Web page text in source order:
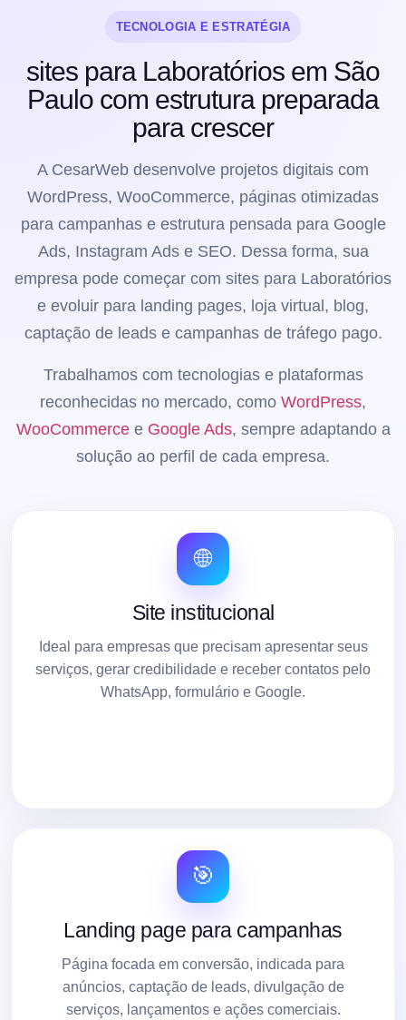
TECNOLOGIA E ESTRATÉGIA
sites para Laboratórios em São
Paulo com estrutura preparada
para crescer
A CesarWeb desenvolve projetos digitais com
WordPress, WooCommerce, páginas otimizadas
para campanhas e estrutura pensada para Google
Ads, Instagram Ads e SEO. Dessa forma, sua
empresa pode começar com sites para Laboratórios
e evoluir para landing pages, loja virtual, blog,
captação de leads e campanhas de tráfego pago.
Trabalhamos com tecnologias e plataformas
reconhecidas no mercado, como WordPress,
WooCommercee Google Ads, sempre adaptando a
solução ao perfil de cada empresa.
🌐
Site institucional
Ideal para empresas que precisam apresentar seus
serviços, gerar credibilidade e receber contatos pelo
WhatsApp, formulário e Google.
🎯
Landing page para campanhas
Página focada em conversão, indicada para
anúncios, captação de leads, divulgação de
serviços, lançamentos e ações comerciais.